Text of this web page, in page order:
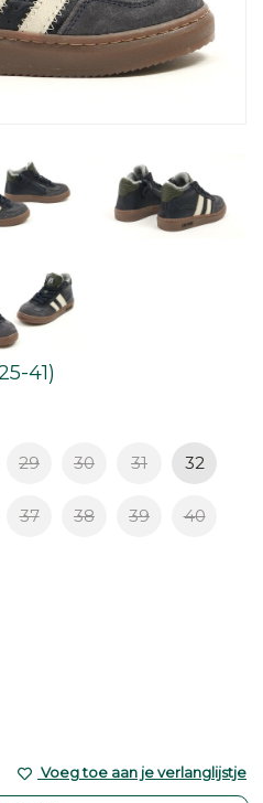
41)
29 30 31 32
37 38 39 40
Voeg toe aan je verlanglijstje